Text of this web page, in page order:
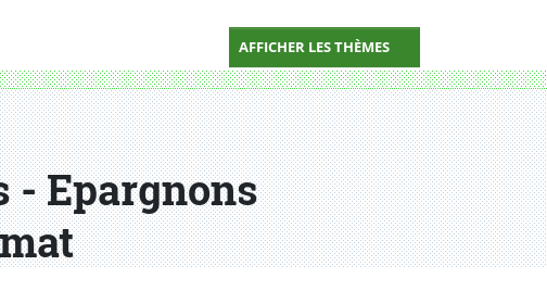
AFFICHER LES THÈMES
- Epargnons